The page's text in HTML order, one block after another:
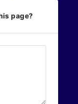
page?